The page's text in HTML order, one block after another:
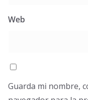
Web
Guarda mi nombre,